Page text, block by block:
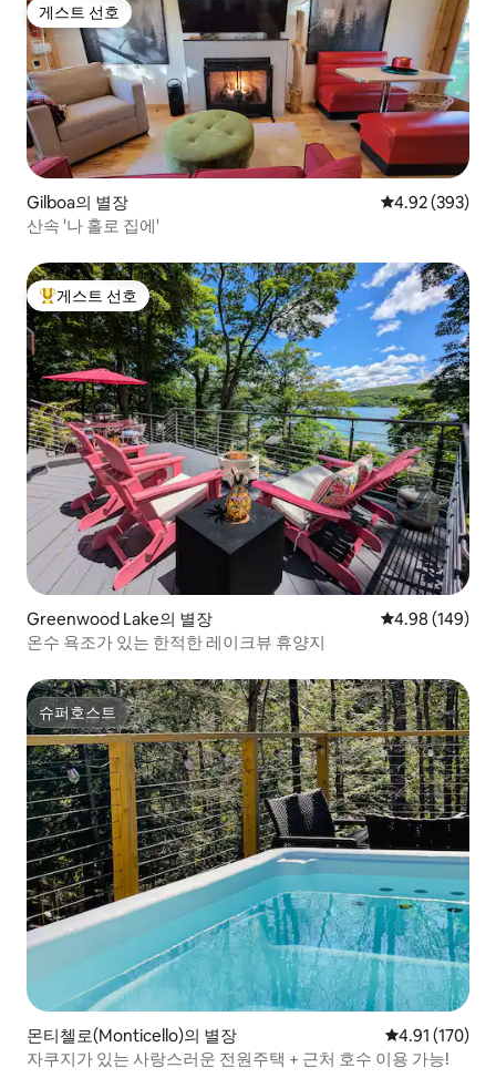
게스트 선호
게스트 선호
Gilboa의 별장 평점 4.92점(5
4.92 (393)
산속 '나 홀로 집에'
상위 게스트 선호
게스트 선호
Greenwood Lake의 별장 평점 4.98점(5
4.98 (149)
온수 욕조가 있는 한적한 레이크뷰 휴양지
슈퍼호스트
슈퍼호스트
몬티첼로(Monticello)의 별장 평점 4.91점(5
4.91 (170)
자쿠지가 있는 사랑스러운 전원주택 + 근처 호수 이용 가능!